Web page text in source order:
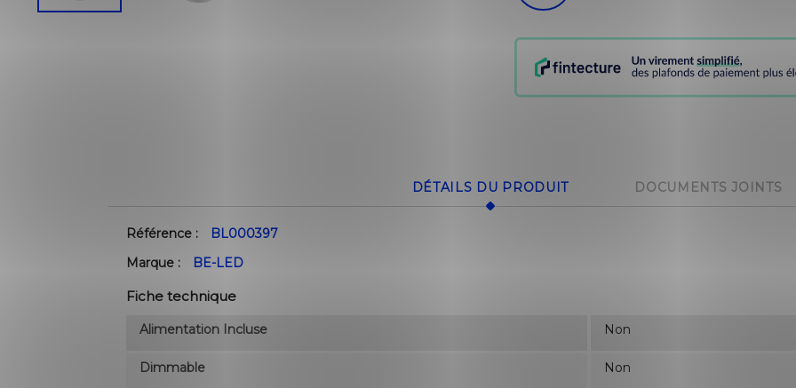
DÉTAILS DU PRODUIT DOCUMENTS JOINTS
Référence :
BL000397
Marque :
BE-LED
Fiche technique
Alimentation Incluse Non
Dimmable Non